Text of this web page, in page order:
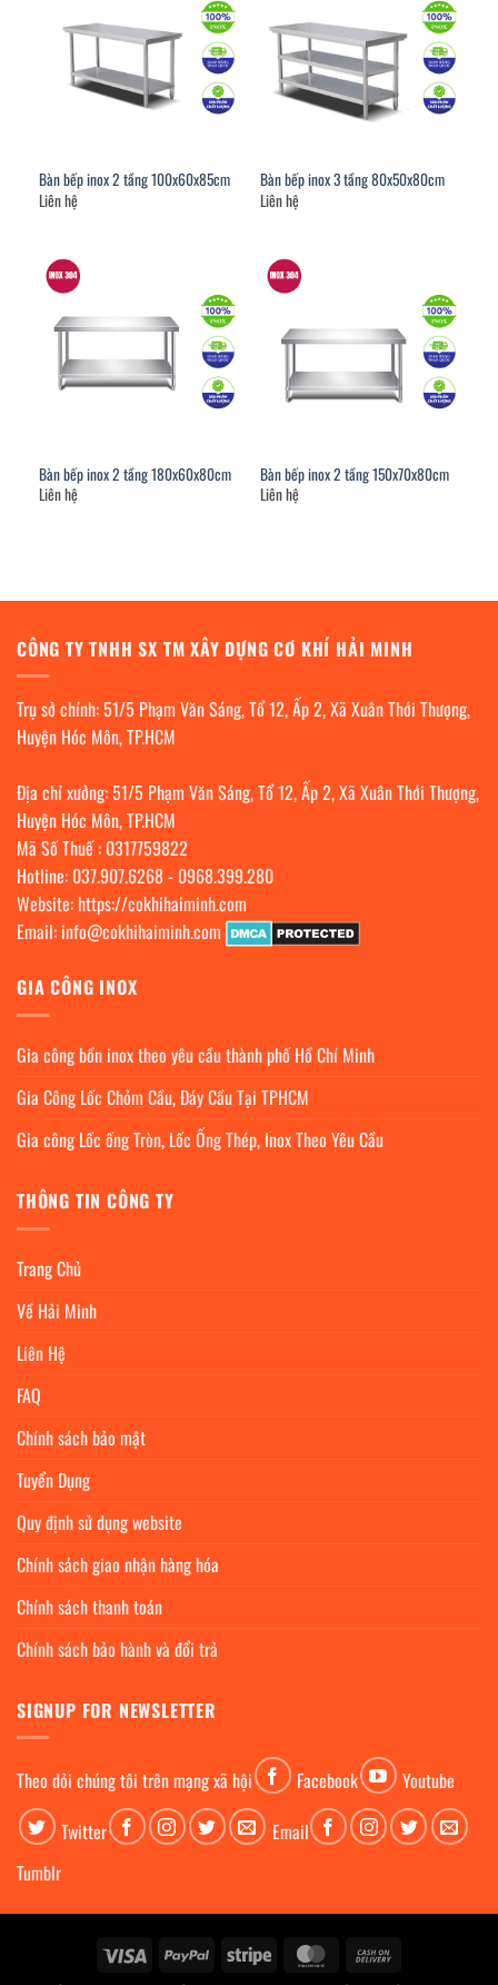
Bàn bếp inox 2 tầng 100x60x85cm
Liên hệ
Bàn bếp inox 3 tầng 80x50x80cm
Liên hệ
Bàn bếp inox 2 tầng 180x60x80cm
Liên hệ
Bàn bếp inox 2 tầng 150x70x80cm
Liên hệ
CÔNG TY TNHH SX TM XÂY DỰNG CƠ KHÍ HẢI MINH
Trụ sở chính: 51/5 Phạm Văn Sáng, Tổ 12, Ấp 2, Xã Xuân Thới Thượng,
Huyện Hóc Môn, TP.HCM
Địa chỉ xưởng: 51/5 Phạm Văn Sáng, Tổ 12, Ấp 2, Xã Xuân Thới Thượng,
Huyện Hóc Môn, TP.HCM
Mã Số Thuế : 0317759822
Hotline: 037.907.6268- 0968.399.280
Website: https://cokhihaiminh.com
Email: info@cokhihaiminh.com
GIA CÔNG INOX
Gia công bồn inox theo yêu cầu thành phố Hồ Chí Minh
Gia Công Lốc Chỏm Cầu, Đáy Cầu Tại TPHCM
Gia công Lốc ống Tròn, Lốc Ống Thép, Inox Theo Yêu Cầu
THÔNG TIN CÔNG TY
Trang Chủ
Về Hải Minh
Liên Hệ
FAQ
Chính sách bảo mật
Tuyển Dụng
Quy định sử dụng website
Chính sách giao nhận hàng hóa
Chính sách thanh toán
Chính sách bảo hành và đổi trả
SIGNUP FOR NEWSLETTER
Theo dỏi chúng tôi trên mạng xã hội Facebook
Youtube
Twitter
Email
Tumblr
Visa PayPal Stripe MasterCard